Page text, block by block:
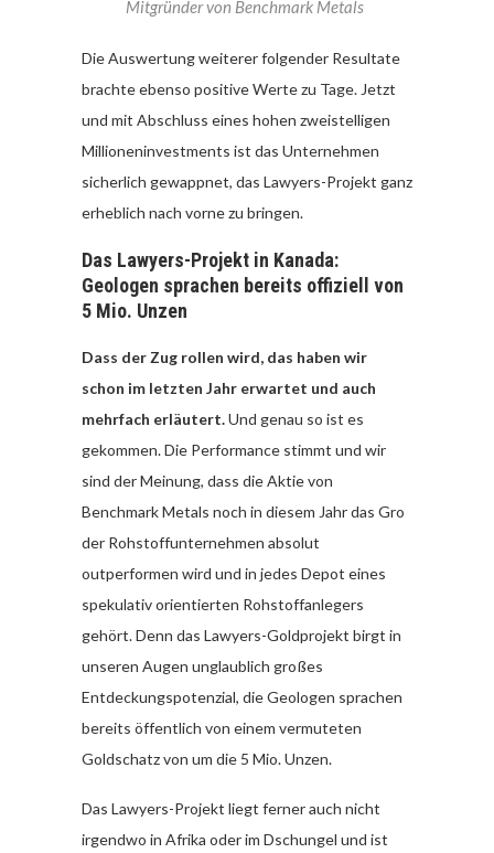
Mitgründer von Benchmark Metals
Die Auswertung weiterer folgender Resultate
brachte ebenso positive Werte zu Tage. Jetzt
und mit Abschluss eines hohen zweistelligen
Millioneninvestments ist das Unternehmen
sicherlich gewappnet, das Lawyers-Projekt ganz
erheblich nach vorne zu bringen.
Das Lawyers-Projekt in Kanada:
Geologen sprachen bereits offiziell von
5 Mio. Unzen
Dass der Zug rollen wird, das haben wir
schon im letzten Jahr erwartet und auch
mehrfach erläutert.Und genau so ist es
gekommen. Die Performance stimmt und wir
sind der Meinung, dass die Aktie von
Benchmark Metals noch in diesem Jahr das Gro
der Rohstoffunternehmen absolut
outperformen wird und in jedes Depot eines
spekulativ orientierten Rohstoffanlegers
gehört. Denn das Lawyers-Goldprojekt birgt in
unseren Augen unglaublich großes
Entdeckungspotenzial, die Geologen sprachen
bereits öffentlich von einem vermuteten
Goldschatz von um die 5 Mio. Unzen.
Das Lawyers-Projekt liegt ferner auch nicht
irgendwo in Afrika oder im Dschungel und ist